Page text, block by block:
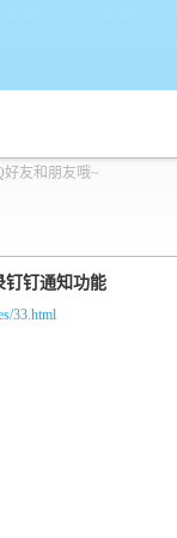
好友和朋友哦~
33.html